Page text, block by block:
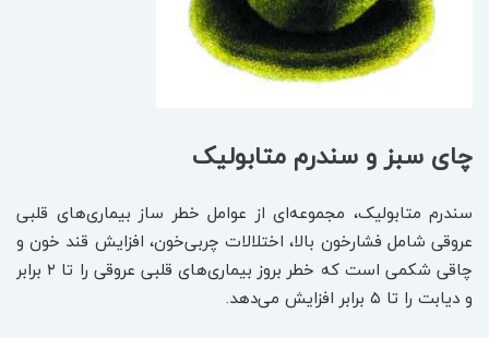
چای سبز و سندرم متابولیک
سندرم متابولیک، مجموعه‌ای از عوامل خطر ساز بیماری‌های قلبی
عروقی شامل فشارخون بالا، اختلالات چربی‌خون، افزایش قند خون و
چاقی شکمی است که خطر بروز بیماری‌های قلبی عروقی را تا ۲ برابر
و دیابت را تا ۵ برابر افزایش می‌دهد.